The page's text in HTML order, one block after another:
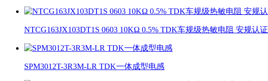
NTCG163JX103DT1S 0603 10KΩ 0.5% TDK车规级热敏电阻 安规认证
SPM3012T-3R3M-LR TDK一体成型电感